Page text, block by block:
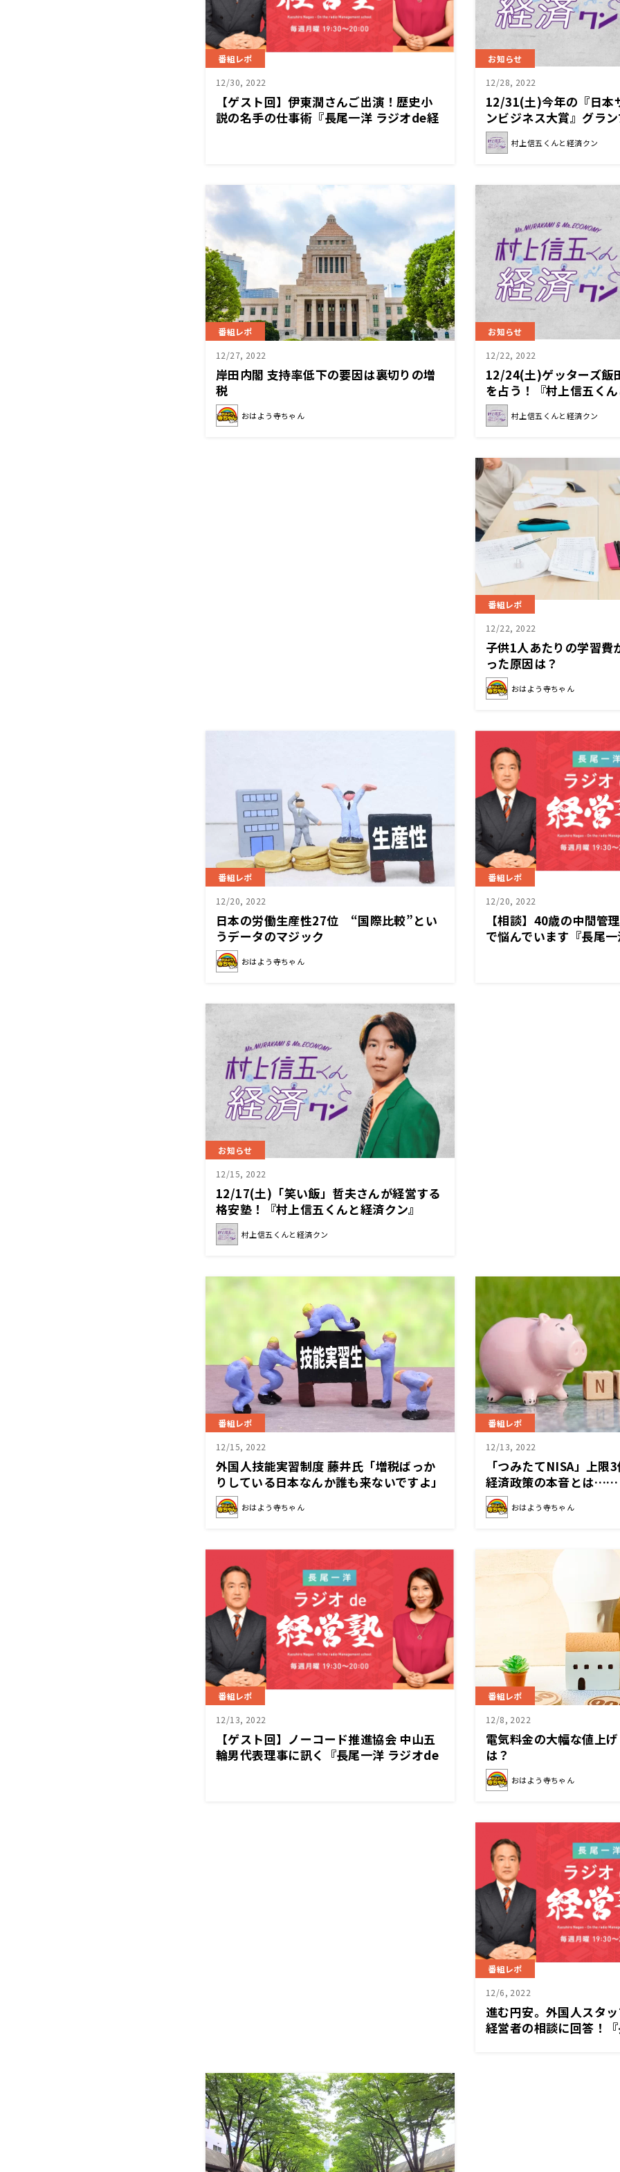
番組レポ
12/30, 2022
【ゲスト回】伊東潤さんご出演！歴史小
説の名手の仕事術『長尾一洋 ラジオde経
お知らせ
12/28, 2022
12/31(土)今年の『日本
ンビジネス大賞』グラ
「YAMAP」の機能と魅
んと経済クン』
村上信五くんと経済クン
番組レポ
12/27, 2022
岸田内閣 支持率低下の要因は裏切りの増
税
おはよう寺ちゃん
お知らせ
12/22, 2022
12/24(土)ゲッターズ飯
を占う！『村上信五くん
村上信五くんと経済クン
番組レポ
12/22, 2022
子供1人あたりの学習費
った原因は？
おはよう寺ちゃん
番組レポ
12/20, 2022
日本の労働生産性27位 “国際比較”とい
うデータのマジック
おはよう寺ちゃん
番組レポ
12/20, 2022
【相談】40歳の中間管
で悩んでいます『長尾
お知らせ
12/15, 2022
12/17(土)「笑い飯」哲夫さんが経営する
格安塾！『村上信五くんと経済クン』
村上信五くんと経済クン
番組レポ
12/15, 2022
外国人技能実習制度 藤井氏「増税ばっか
りしている日本なんか誰も来ないですよ」
おはよう寺ちゃん
番組レポ
12/13, 2022
「つみたてNISA」上限
経済政策の本音とは……
おはよう寺ちゃん
番組レポ
12/13, 2022
【ゲスト回】ノーコード推進協会 中山五
輪男代表理事に訊く『長尾一洋 ラジオde
番組レポ
12/8, 2022
電気料金の大幅な値上
は？
おはよう寺ちゃん
番組レポ
12/6, 2022
進む円安。外国人スタ
経営者の相談に回答！